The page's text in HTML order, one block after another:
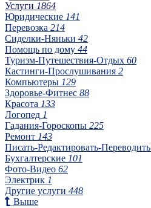
Услуги 1864
Юридические 141
Перевозка 214
Сиделки-Няньки 42
Помощь по дому 44
Туризм-Путешествия-Отдых 60
Кастинги-Прослушивания 2
Компьютеры 129
Здоровье-Фитнес 88
Красота 133
Логопед 1
Гадания-Гороскопы 225
Ремонт 143
Писать-Редактировать-Переводить
Бухгалтерские 101
Фото-Видео 62
Электрик 1
Другие услуги 448
Выше